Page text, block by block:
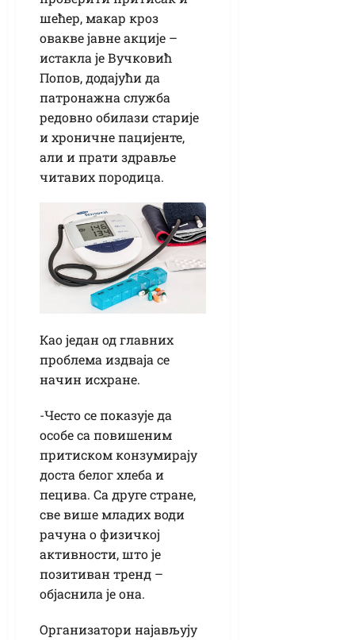
шећер, макар кроз
овакве јавне акције –
истакла је Вучковић
Попов, додајући да
патронажна служба
редовно обилази старије
и хроничне пацијенте,
али и прати здравље
читавих породица.
Као један од главних
проблема издваја се
начин исхране.
-Често се показује да
особе са повишеним
притиском конзумирају
доста белог хлеба и
пецива. Са друге стране,
све више младих води
рачуна о физичкој
активности, што је
позитиван тренд –
објаснила је она.
Организатори најављују